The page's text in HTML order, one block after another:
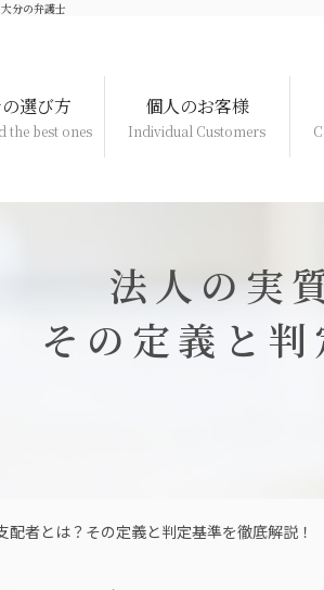
分の弁護士
選び方
the best ones
個人のお客様
Individual Customers
法人の実
その定義と
配者とは？ その定義と判定基準を徹底解説！